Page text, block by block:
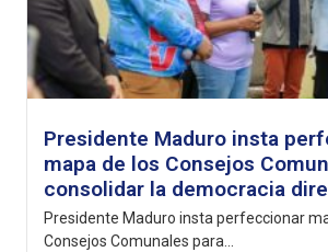
Presidente Maduro insta
mapa de los Consejos
consolidar la democracia
Presidente Maduro insta perfeccionar
Consejos Comunales para...